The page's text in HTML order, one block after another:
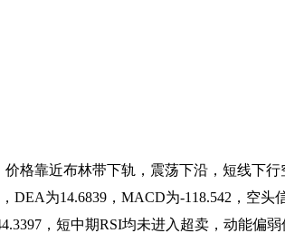
价格靠近布林带下轨，震荡下沿，短线下行
DEA为14.6839，MACD为-118.542，空头
，短中期RSI均未进入超卖，动能偏